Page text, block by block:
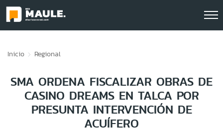
Inicio Regional
SMA ORDENA FISCALIZAR OBRAS DE
CASINO DREAMS EN TALCA POR
PRESUNTA INTERVENCIÓN DE
ACUÍFERO